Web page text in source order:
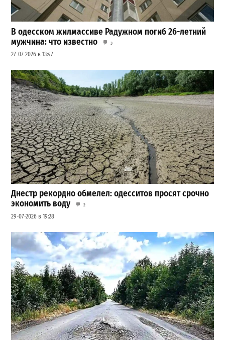
В одесском жилмассиве Радужном погиб 26-летний
мужчина: что известно
3
27-07-2026 в 13:47
Днестр рекордно обмелел: одесситов просят срочно
экономить воду
2
29-07-2026 в 19:28